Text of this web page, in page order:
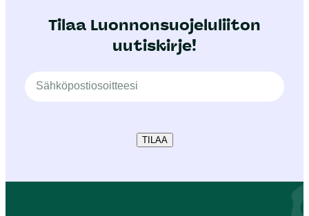
Tilaa Luonnonsuojeluliiton
uutiskirje!
TILAA